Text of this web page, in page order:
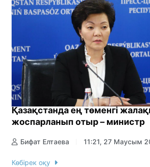
Қазақстанда ең төменгі
жоспарланып отыр – министр
Бифат Елтаева 11:21, 27 Маусым
Көбірек оқу